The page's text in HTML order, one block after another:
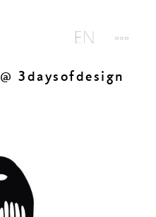
3daysofdesign